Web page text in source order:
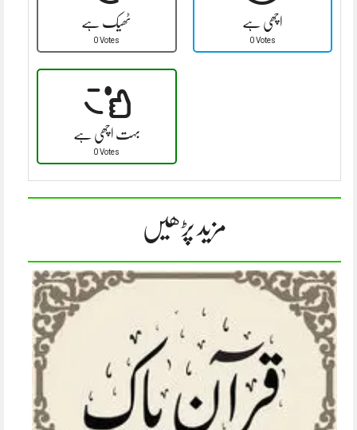
ٹھیک ہے
0 Votes
اچھی ہے
0 Votes
بہت اچھی ہے
0 Votes
مزید پڑھیں